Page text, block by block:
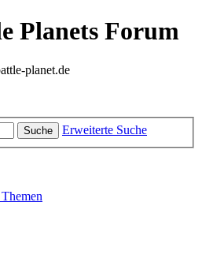
Planets Forum
planet.de
Suche Erweiterte Suche